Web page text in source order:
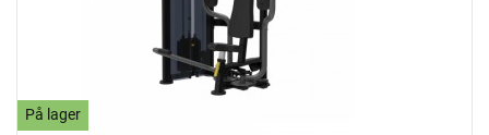
På lager